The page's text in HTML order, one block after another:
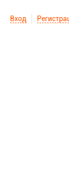
Вход